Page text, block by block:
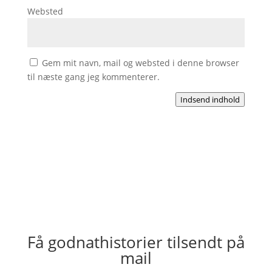
Websted
Gem mit navn, mail og websted i denne browser
til næste gang jeg kommenterer.
Indsend indhold
Få godnathistorier tilsendt på
mail